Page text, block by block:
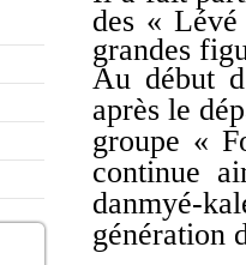
des «
grandes
Au début
après le
groupe «
continue
danmyé-
génération